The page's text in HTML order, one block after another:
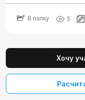
В папку 5
Хочу